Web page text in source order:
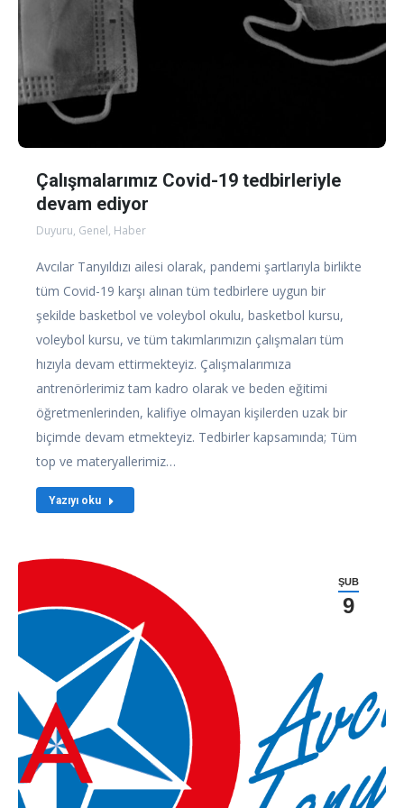
Çalışmalarımız Covid-19 tedbirleriyle
devam ediyor
Duyuru, Genel, Haber
Avcılar Tanyıldızı ailesi olarak, pandemi şartlarıyla birlikte
tüm Covid-19 karşı alınan tüm tedbirlere uygun bir
şekilde basketbol ve voleybol okulu, basketbol kursu,
voleybol kursu, ve tüm takımlarımızın çalışmaları tüm
hızıyla devam ettirmekteyiz. Çalışmalarımıza
antrenörlerimiz tam kadro olarak ve beden eğitimi
öğretmenlerinden, kalifiye olmayan kişilerden uzak bir
biçimde devam etmekteyiz. Tedbirler kapsamında; Tüm
top ve materyallerimiz…
Yazıyı oku
ŞUB
9